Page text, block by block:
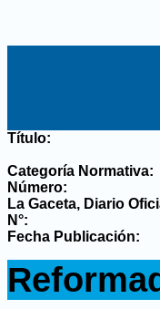
Título:
Categoría Normativa:
Número:
La Gaceta, Diario
N°:
Fecha Publicación: